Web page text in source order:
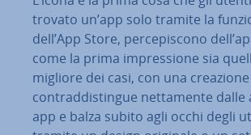
trovato un’app solo tramite la
dell’App Store, per­ce­pi­sco­no
come la prima im­pres­sio­ne sia
migliore dei casi, con una
con­trad­di­stin­gue net­ta­men­te dalle
app e balza subito agli occhi degli